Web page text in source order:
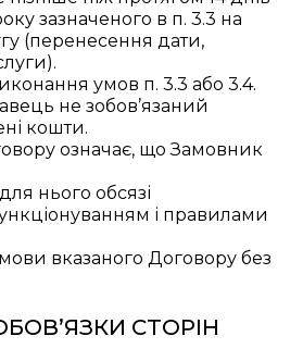
зазначеного в п. 3.3 на
(перенесення дати,
умов п. 3.3 або 3.4.
не зобов’язаний
кошти.
означає, що Замовник
нього обсязі
і правилами
вказаного Договору без
СТОРІН